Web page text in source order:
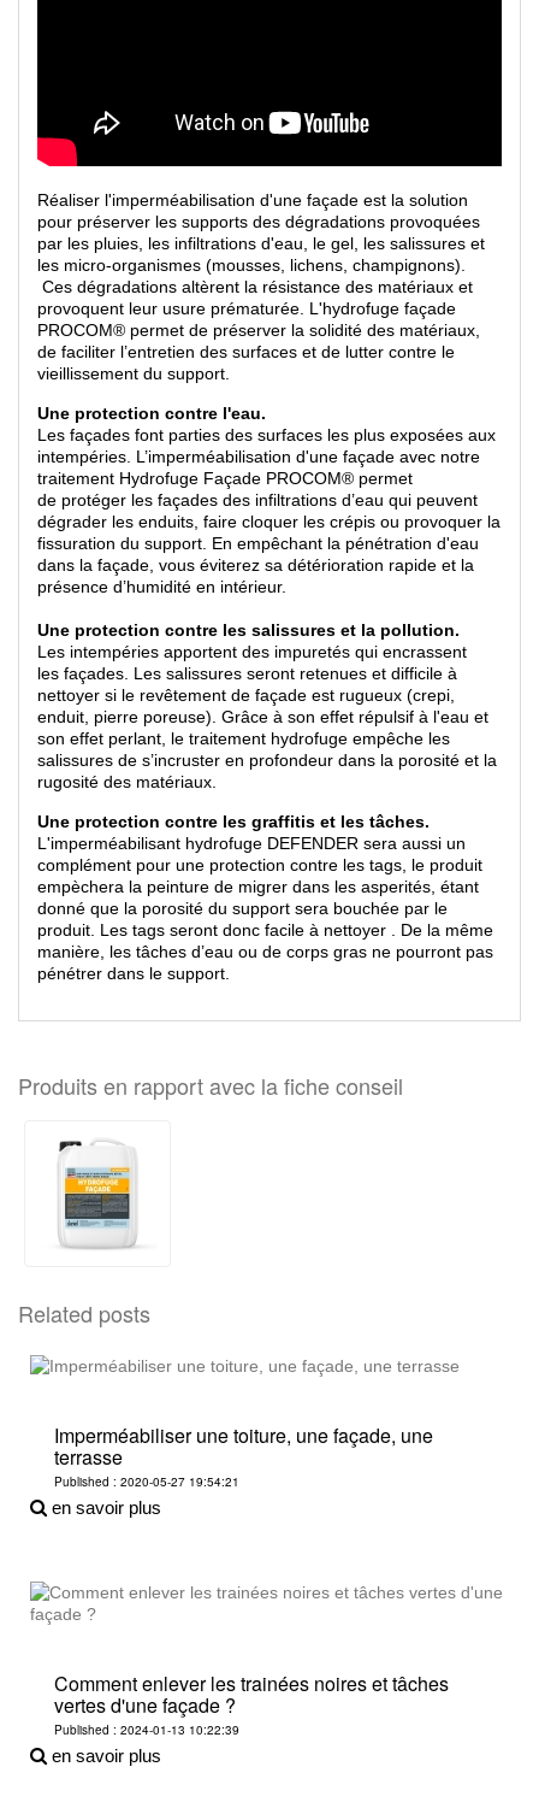
Réaliser l'imperméabilisation d'une façade est la solution
pour préserver les supports des dégradations provoquées
par les pluies, les infiltrations d'eau, le gel, les salissures et
les micro-organismes (mousses, lichens, champignons).
Ces dégradations altèrent la résistance des matériaux et
provoquent leur usure prématurée. L'hydrofuge façade
PROCOM® permet de préserver la solidité des matériaux,
de faciliter l’entretien des surfaces et de lutter contre le
vieillissement du support.
Une protection contre l'eau.
Les façades font parties des surfaces les plus exposées aux
intempéries. L’imperméabilisation d'une façade avec notre
traitement Hydrofuge Façade PROCOM® permet
de protéger les façades des infiltrations d’eau qui peuvent
dégrader les enduits, faire cloquer les crépis ou provoquer la
fissuration du support. En empêchant la pénétration d'eau
dans la façade, vous éviterez sa détérioration rapide et la
présence d’humidité en intérieur.
Une protection contre les salissures et la pollution.
Les intempéries apportent des impuretés qui encrassent
les façades. Les salissures seront retenues et difficile à
nettoyer si le revêtement de façade est rugueux (crepi,
enduit, pierre poreuse). Grâce à son effet répulsif à l'eau et
son effet perlant, le traitement hydrofuge empêche les
salissures de s’incruster en profondeur dans la porosité et la
rugosité des matériaux.
Une protection contre les graffitis et les tâches.
L'imperméabilisant hydrofuge DEFENDER sera aussi un
complément pour une protection contre les tags, le produit
empèchera la peinture de migrer dans les asperités, étant
donné que la porosité du support sera bouchée par le
produit. Les tags seront donc facile à nettoyer . De la même
manière, les tâches d’eau ou de corps gras ne pourront pas
pénétrer dans le support.
Produits en rapport avec la fiche conseil
Related posts
Imperméabiliser une toiture, une façade, une
terrasse
Published : 2020-05-27 19:54:21
en savoir plus
Comment enlever les trainées noires et tâches
vertes d'une façade ?
Published : 2024-01-13 10:22:39
en savoir plus